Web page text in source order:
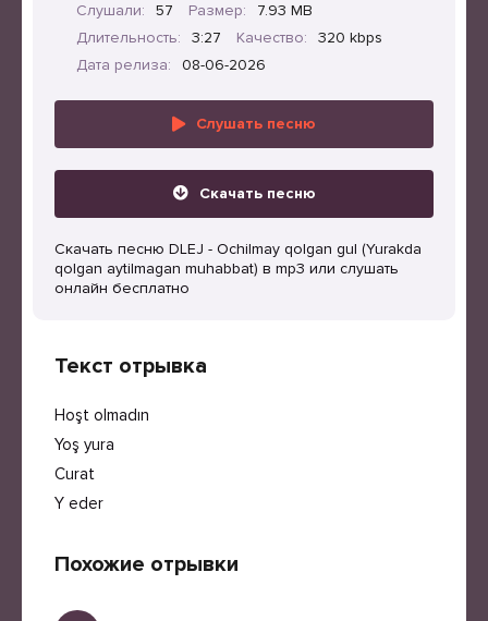
Слушали: 57 Размер:
7.93 MB
Длительность:
3:27 Качество:
320 kbps
Дата релиза:
08-06-2026
Слушать песню
Скачать песню
Скачать песню DLEJ - Ochilmay qolgan gul (Yurakda
qolgan aytilmagan muhabbat) в mp3 или слушать
онлайн бесплатно
Текст отрывка
Hoşt olmadın
Yoş yura
Curat
Y eder
Похожие отрывки